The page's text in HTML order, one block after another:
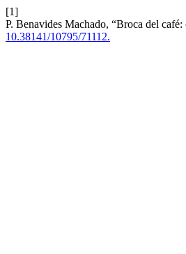
[1]
P. Benavides Machado, “Broca del
10.38141/10795/71112.